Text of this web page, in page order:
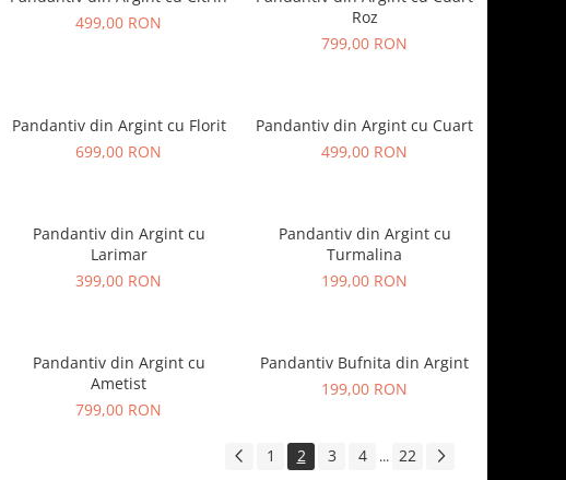
499,00 RON
Roz
799,00 RON
Pandantiv din Argint cu Florit
699,00 RON
Pandantiv din Argint cu Cuart
499,00 RON
Pandantiv din Argint cu
Larimar
399,00 RON
Pandantiv din Argint cu
Turmalina
199,00 RON
Pandantiv din Argint cu
Ametist
799,00 RON
Pandantiv Bufnita din Argint
199,00 RON
1 2 3 4 ... 22